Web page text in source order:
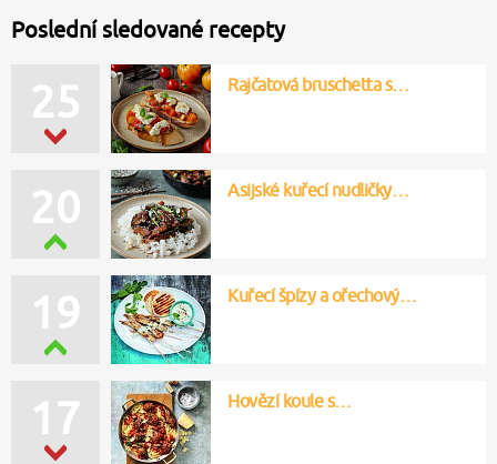
Poslední sledované recepty
25 Rajčatová bruschetta s…
17 Hovězí koule s…
20 Asijské kuřecí nudličky…
19 Kuřecí špízy a ořechový…